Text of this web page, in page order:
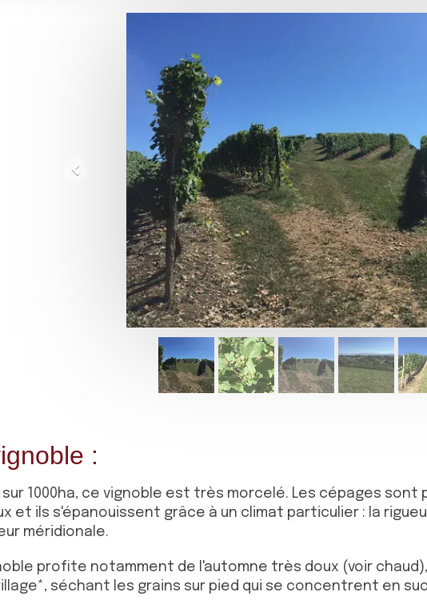
:
sur 1000ha, ce vignoble est très morcelé. Les cépages
et ils s'épanouissent grâce à un climat particulier : la
méridionale.
profite notamment de l'automne très doux (voir
séchant les grains sur pied qui se concentrent en